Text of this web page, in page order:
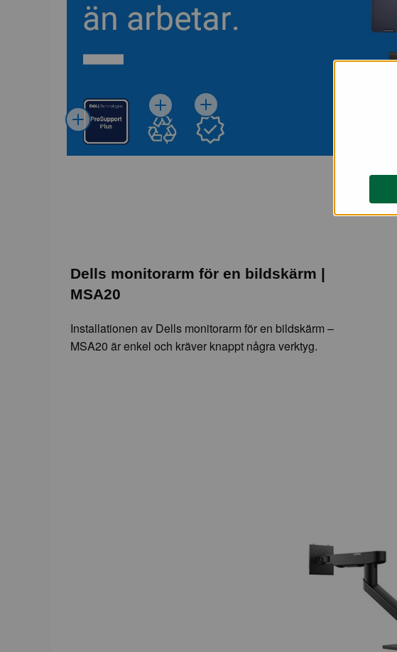
Dells monitorarm för en bildskärm |
MSA20
Installationen av Dells monitorarm för en bildskärm –
MSA20 är enkel och kräver knappt några verktyg.